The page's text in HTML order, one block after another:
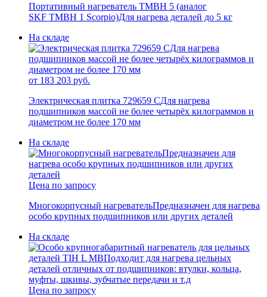
Портативный нагреватель TMBH 5 (аналог
SKF TMBH 1 Scorpio)Для нагрева деталей до 5 кг
На складе
от 183 203 руб.
Электрическая плитка 729659 CДля нагрева
подшипников массой не более четырёх килограммов и
диаметром не более 170 мм
На складе
Цена по запросу
Многокорпусный нагревательПредназначен для нагрева
особо крупных подшипников или других деталей
На складе
Цена по запросу